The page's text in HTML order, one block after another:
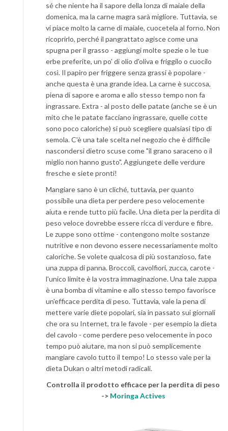
sé che niente ha il sapore della lonza di maiale della
domenica, ma la carne magra sarà migliore. Tuttavia, se
vi piace molto la carne di maiale, cuocetela al forno. Non
ricoprirlo, perché il pangrattato agisce come una
spugna per il grasso - aggiungi molte spezie o le tue
erbe preferite, un po' di olio d'oliva e friggilo o cuocilo
così. Il papiro per friggere senza grassi è popolare -
anche questa è una grande idea. La carne è succosa,
piena di sapore e aroma e allo stesso tempo non fa
ingrassare. Extra - al posto delle patate (anche se è un
mito che le patate facciano ingrassare, quelle cotte
sono poco caloriche) si può scegliere qualsiasi tipo di
semola. C'è una tale scelta nel negozio che è difficile
nascondersi dietro scuse come "il grano saraceno o il
miglio non hanno gusto". Aggiungete delle verdure
fresche e siete pronti!
Mangiare sano è un cliché, tuttavia, per quanto
possibile una dieta per perdere peso velocemente
aiuta e rende tutto più facile. Una dieta per la perdita di
peso veloce dovrebbe essere ricca di verdure e fibre.
Le zuppe sono ottime - contengono molte sostanze
nutritive e non devono essere necessariamente molto
caloriche. Se volete qualcosa di più sostanzioso, fate
una zuppa di panna. Broccoli, cavolfiori, zucca, carote -
l'unico limite è la vostra immaginazione. Una tale zuppa
è una bomba di vitamine e allo stesso tempo favorisce
un'efficace perdita di peso. Tuttavia, vale la pena di
mettere varie diete popolari, sia in passato sui giornali
che ora su Internet, tra le favole - per esempio la dieta
del cavolo - come perdere peso velocemente in poco
tempo può aiutare, ma non si può semplicemente
mangiare cavolo tutto il tempo! Lo stesso vale per la
dieta Dukan o altri metodi radicali.
Controlla il prodotto efficace per la perdita di peso
-> Moringa Actives